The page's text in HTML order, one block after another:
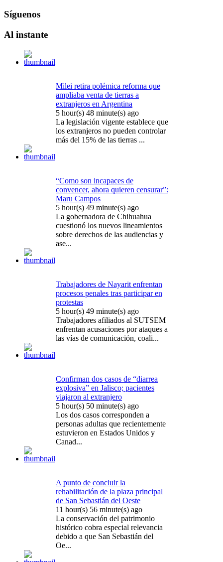
Síguenos
Al instante
Milei retira polémica reforma que
ampliaba venta de tierras a
extranjeros en Argentina
5 hour(s) 48 minute(s) ago
La legislación vigente establece que
los extranjeros no pueden controlar
más del 15% de las tierras ...
“Como son incapaces de
convencer, ahora quieren censurar”:
Maru Campos
5 hour(s) 49 minute(s) ago
La gobernadora de Chihuahua
cuestionó los nuevos lineamientos
sobre derechos de las audiencias y
ase...
Trabajadores de Nayarit enfrentan
procesos penales tras participar en
protestas
5 hour(s) 49 minute(s) ago
Trabajadores afiliados al SUTSEM
enfrentan acusaciones por ataques a
las vías de comunicación, coali...
Confirman dos casos de “diarrea
explosiva” en Jalisco; pacientes
viajaron al extranjero
5 hour(s) 50 minute(s) ago
Los dos casos corresponden a
personas adultas que recientemente
estuvieron en Estados Unidos y
Canad...
A punto de concluir la
rehabilitación de la plaza principal
de San Sebastián del Oeste
11 hour(s) 56 minute(s) ago
La conservación del patrimonio
histórico cobra especial relevancia
debido a que San Sebastián del
Oe...